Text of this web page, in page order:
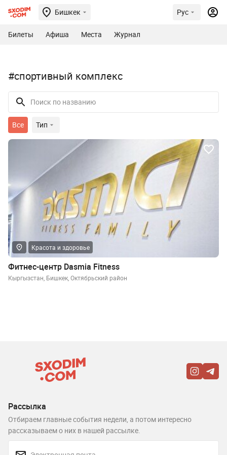
Бишкек Рус
Билеты Афиша Места Журнал
#спортивный комплекс
Все Тип
Красота и здоровье
Фитнес-центр Dasmia Fitness
Кыргызстан, Бишкек, Октябрьский район
Рассылка
Отбираем главные события недели, а потом интересно
рассказываем о них в нашей рассылке.